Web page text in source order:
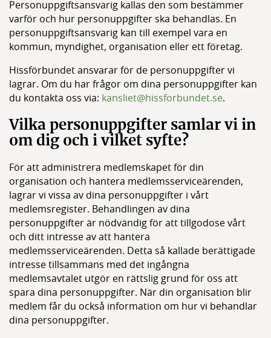
Personuppgiftsansvarig kallas den som bestämmer
varför och hur personuppgifter ska behandlas. En
personuppgiftsansvarig kan till exempel vara en
kommun, myndighet, organisation eller ett företag.
Hissförbundet ansvarar för de personuppgifter vi
lagrar. Om du har frågor om dina personuppgifter kan
du kontakta oss via: kansliet@hissforbundet.se.
Vilka personuppgifter samlar vi in
om dig och i vilket syfte?
För att administrera medlemskapet för din
organisation och hantera medlemsserviceärenden,
lagrar vi vissa av dina personuppgifter i vårt
medlemsregister. Behandlingen av dina
personuppgifter är nödvändig för att tillgodose vårt
och ditt intresse av att hantera
medlemsserviceärenden. Detta så kallade berättigade
intresse tillsammans med det ingångna
medlemsavtalet utgör en rättslig grund för oss att
spara dina personuppgifter. När din organisation blir
medlem får du också information om hur vi behandlar
dina personuppgifter.